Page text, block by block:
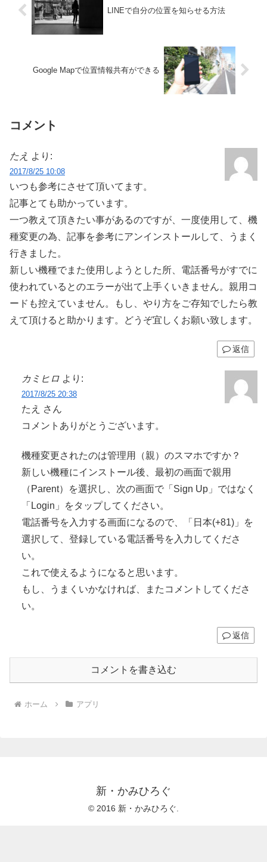
LINEで自分の位置を知らせる方法
Google Mapで位置情報共有ができる
コメント
たえ より:
2017/8/25 10:08
いつも参考にさせて頂いてます。
記事とても助かっています。
一つ教えて頂きたい事があるのですが、一度使用して、機
種変更の為、記事を参考にアンインストールして、うまく
行きました。
新しい機種でまた使用しようとした所、電話番号がすでに
使われているとのエラーが出て上手くいきません。親用コ
ードも控えていません。もし、やり方をご存知でしたら教
えて頂けると助かります。どうぞ宜しくお願い致します。
返信
カミヒロ より:
2017/8/25 20:38
たえ さん
コメントありがとうございます。
機種変更されたのは管理用（親）のスマホですか？
新しい機種にインストール後、最初の画面で親用
（Parent）を選択し、次の画面で「Sign Up」ではなく
「Login」をタップしてください。
電話番号を入力する画面になるので、「日本(+81)」を
選択して、登録している電話番号を入力してくださ
い。
これで使えるようになると思います。
もし、うまくいかなければ、またコメントしてくださ
い。
返信
コメントを書き込む
ホーム アプリ
新・かみひろぐ
© 2016 新・かみひろぐ.